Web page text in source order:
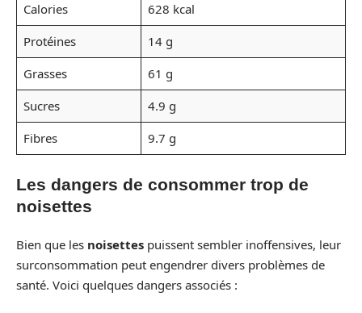
Calories
628 kcal
Protéines
14 g
Grasses
61 g
Sucres
4.9 g
Fibres
9.7 g
Les dangers de consommer trop de
noisettes
Bien que les noisettes puissent sembler inoffensives, leur
surconsommation peut engendrer divers problèmes de
santé. Voici quelques dangers associés :